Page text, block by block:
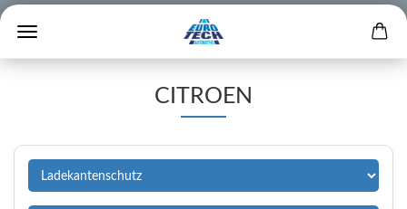
CITROEN